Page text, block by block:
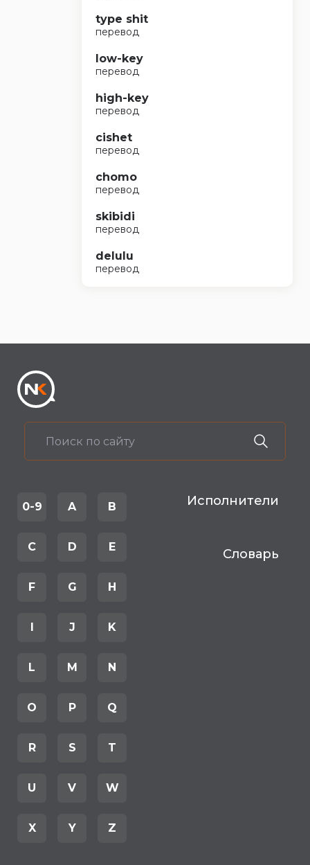
type shit
перевод
low-key
перевод
high-key
перевод
cishet
перевод
chomo
перевод
skibidi
перевод
delulu
перевод
0-9 A B
C D E
F G H
I J K
L M N
O P Q
R S T
U V W
X Y Z
Исполнители
Словарь